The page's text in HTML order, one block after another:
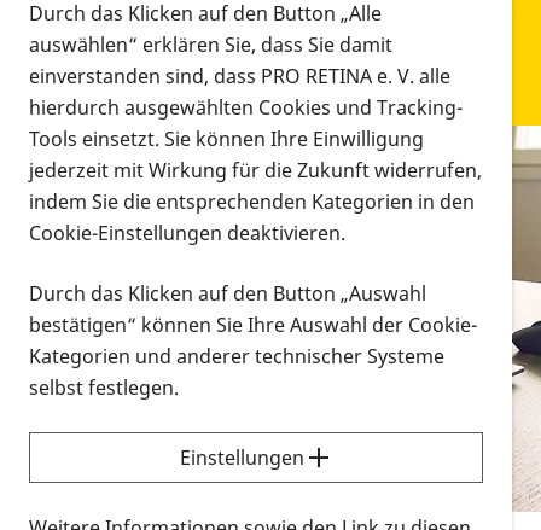
Infomaterial
Infomaterial
Vorlesen
Alle Infomaterialien in verschiedenen
Formaten an einem Ort
Sie möchten wissen, wie Sie nach Infonmaterial
suchen und dieses bestellen bzw. herunterladen
können? Schauen Sie sich dieErklärvideos zum
Thema Infomaterial auf der PRO RETINA-Website
Durch das Klicken auf den Button „Alle
auswählen“ erklären Sie, dass Sie damit
einverstanden sind, dass PRO RETINA e. V. alle
hierdurch ausgewählten Cookies und Tracking-
Tools einsetzt. Sie können Ihre Einwilligung
jederzeit mit Wirkung für die Zukunft widerrufen,
indem Sie die entsprechenden Kategorien in den
Cookie-Einstellungen deaktivieren.
Durch das Klicken auf den Button „Auswahl
bestätigen“ können Sie Ihre Auswahl der Cookie-
Kategorien und anderer technischer Systeme
selbst festlegen.
Einstellungen